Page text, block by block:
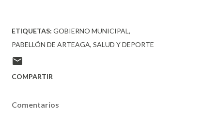
ETIQUETAS: GOBIERNO MUNICIPAL
PABELLÓN DE ARTEAGA SALUD Y DEPORTE
COMPARTIR
Comentarios